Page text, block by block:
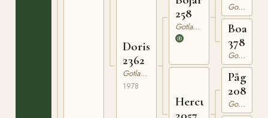
Doris
2362
Gotlandsruss
1978
258
Gotlandsruss
Herculina
2057
Gotlandsruss
Boa
378
Gotlandsruss
Pågen
208
Gotlandsruss